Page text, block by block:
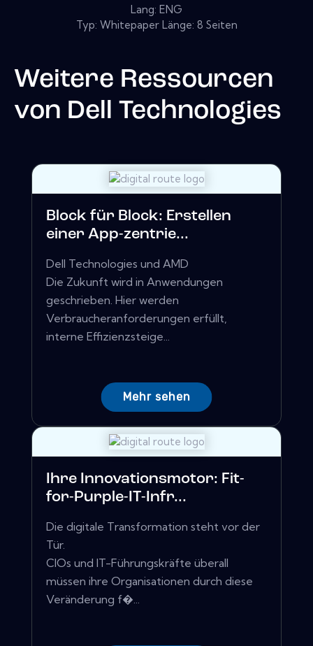
Lang: ENG
Typ: Whitepaper Länge: 8 Seiten
Weitere Ressourcen
von Dell Technologies
Block für Block: Erstellen
einer App-zentrie...
Dell Technologies und AMD
Die Zukunft wird in Anwendungen
geschrieben. Hier werden
Verbraucheranforderungen erfüllt,
interne Effizienzsteige...
Mehr sehen
Ihre Innovationsmotor: Fit-
for-Purple-IT-Infr...
Die digitale Transformation steht vor der
Tür.
CIOs und IT-Führungskräfte überall
müssen ihre Organisationen durch diese
Veränderung f�...